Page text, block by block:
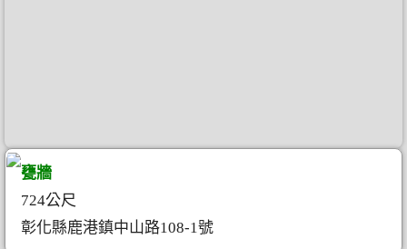
甕牆
724公尺
彰化縣鹿港鎮中山路108-1號